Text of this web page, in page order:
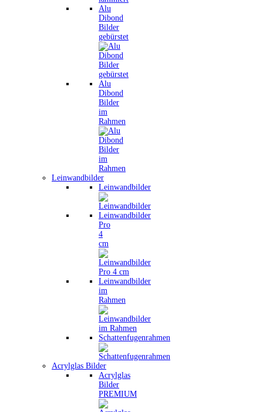
Alu
Dibond
Bilder
gebürstet
Alu
Dibond
Bilder
im
Rahmen
Leinwandbilder
Leinwandbilder
Leinwandbilder
Pro
4
cm
Leinwandbilder
im
Rahmen
Schattenfugenrahmen
Acrylglas Bilder
Acrylglas
Bilder
PREMIUM